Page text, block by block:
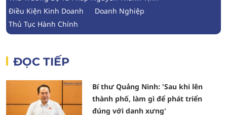
Điều Kiện Kinh Doanh
Doanh Nghiệp
Thủ Tục Hành Chính
ĐỌC TIẾP
Bí thư Quảng Ninh: 'Sau khi lên
thành phố, làm gì để phát triển
đúng với danh xưng'